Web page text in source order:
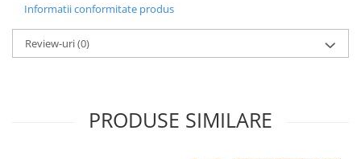
Informatii conformitate produs
Review-uri(0)
PRODUSE SIMILARE